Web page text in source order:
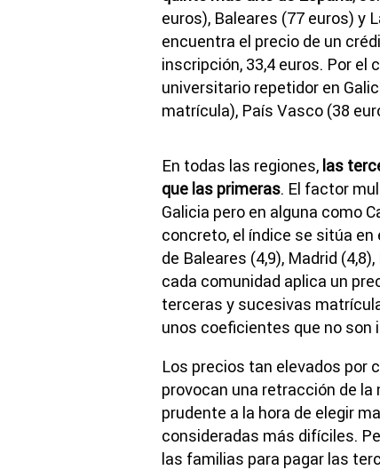
euros), Baleares (77 euros) y
encuentra el precio de un
inscripción, 33,4 euros. Por el
universitario repetidor en
matrícula), País Vasco (38
En todas las regiones, las
que las primeras. El factor
Galicia pero en alguna como
concreto, el índice se sitúa en
de Baleares (4,9), Madrid
cada comunidad aplica un
terceras y sucesivas
unos coeficientes que no son
Los precios tan elevados por
provocan una retracción de
prudente a la hora de elegir
consideradas más difíciles.
las familias para pagar las